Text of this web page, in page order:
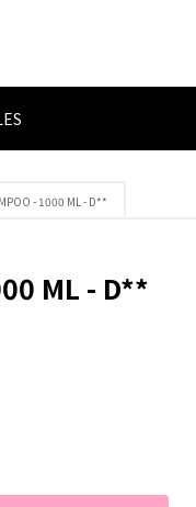
- 1000 ML - D**
ML - D**